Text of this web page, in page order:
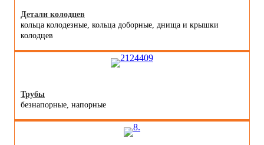
Детали колодцев
кольца колодезные, кольца доборные, днища и крышки
колодцев
Трубы
безнапорные, напорные